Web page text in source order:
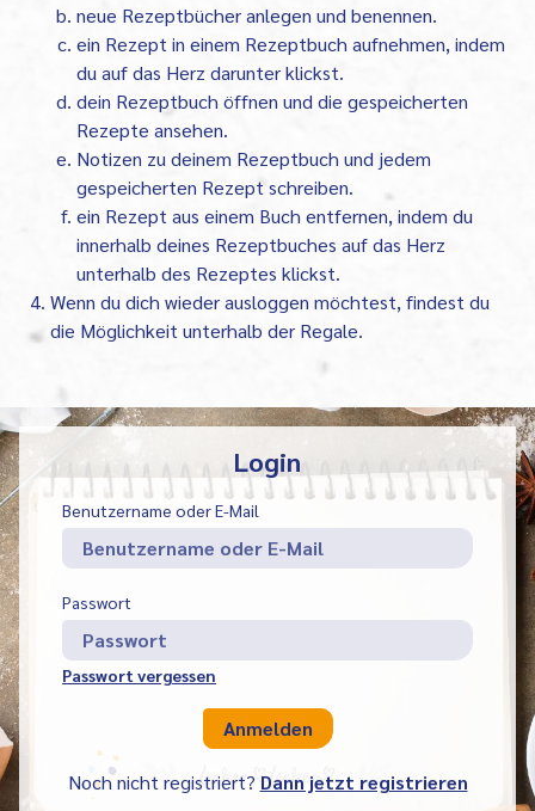
neue Rezeptbücher anlegen und benennen.
ein Rezept in einem Rezeptbuch aufnehmen, indem
du auf das Herz darunter klickst.
dein Rezeptbuch öffnen und die gespeicherten
Rezepte ansehen.
Notizen zu deinem Rezeptbuch und jedem
gespeicherten Rezept schreiben.
ein Rezept aus einem Buch entfernen, indem du
innerhalb deines Rezeptbuches auf das Herz
unterhalb des Rezeptes klickst.
Wenn du dich wieder ausloggen möchtest, findest du
die Möglichkeit unterhalb der Regale.
Login
Benutzername oder E-Mail
Passwort
Passwort vergessen
Noch nicht registriert? Dann jetzt registrieren